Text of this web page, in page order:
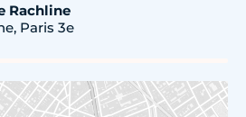
Rachline
Paris 3e